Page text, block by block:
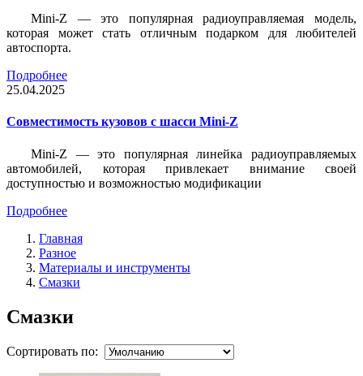
Mini-Z — это популярная радиоуправляемая модель,
которая может стать отличным подарком для любителей
автоспорта.
Подробнее
25.04.2025
Совместимость кузовов с шасси Mini-Z
Mini-Z — это популярная линейка радиоуправляемых
автомобилей, которая привлекает внимание своей
доступностью и возможностью модификации
Подробнее
Главная
Разное
Материалы и инструменты
Смазки
Смазки
Сортировать по: